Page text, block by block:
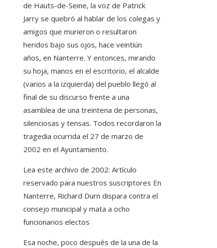
de Hauts-de-Seine, la voz de Patrick
Jarry se quebró al hablar de los colegas y
amigos que murieron o resultaron
heridos bajo sus ojos, hace veintiún
años, en Nanterre. Y entonces, mirando
su hoja, manos en el escritorio, el alcalde
(varios a la izquierda) del pueblo llegó al
final de su discurso frente a una
asamblea de una treintena de personas,
silenciosas y tensas. Todos recordaron la
tragedia ocurrida el 27 de marzo de
2002 en el Ayuntamiento.
Lea este archivo de 2002: Artículo
reservado para nuestros suscriptores En
Nanterre, Richard Durn dispara contra el
consejo municipal y mata a ocho
funcionarios electos
Esa noche, poco después de la una de la